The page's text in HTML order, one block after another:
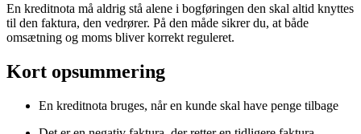
En kreditnota må aldrig stå alene i bogføringen den skal altid knyttes
til den faktura, den vedrører. På den måde sikrer du, at både
omsætning og moms bliver korrekt reguleret.
Kort opsummering
En kreditnota bruges, når en kunde skal have penge tilbage
Statistik ▼
Marketing